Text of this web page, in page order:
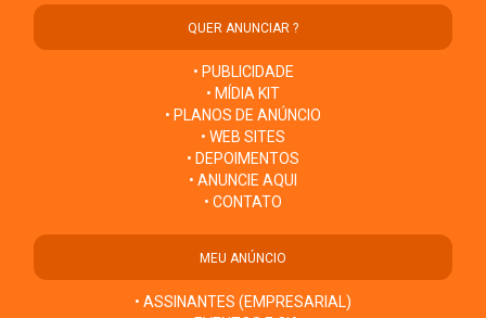
QUER ANUNCIAR ?
• PUBLICIDADE
• MÍDIA KIT
• PLANOS DE ANÚNCIO
• WEB SITES
• DEPOIMENTOS
• ANUNCIE AQUI
• CONTATO
MEU ANÚNCIO
• ASSINANTES (EMPRESARIAL)